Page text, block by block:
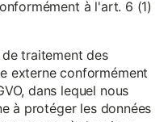
à l'art. 6 (1)
traitement des
externe conformément
dans lequel nous
à protéger les données